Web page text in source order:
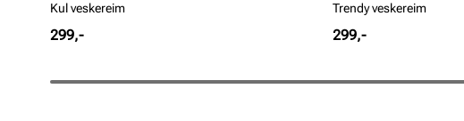
Kul veskereim
Pris
299,-
Trendy veskereim
Pris
299,-